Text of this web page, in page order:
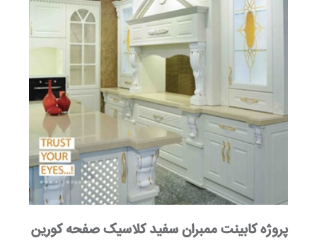
پروژه کابینت ممبران سفید کلاسیک صفحه کورین